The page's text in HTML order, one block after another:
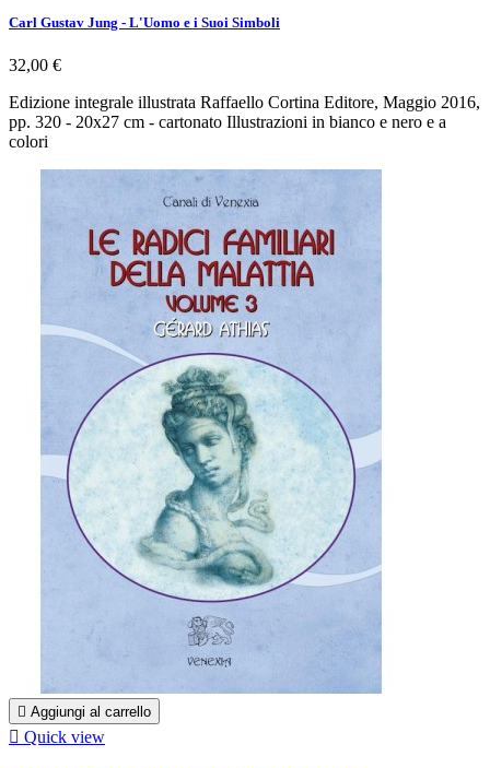
Carl Gustav Jung - L'Uomo e i Suoi Simboli
32,00 €
Edizione integrale illustrata Raffaello Cortina Editore, Maggio 2016,
pp. 320 - 20x27 cm - cartonato Illustrazioni in bianco e nero e a
colori
 Aggiungi al carrello
 Quick view